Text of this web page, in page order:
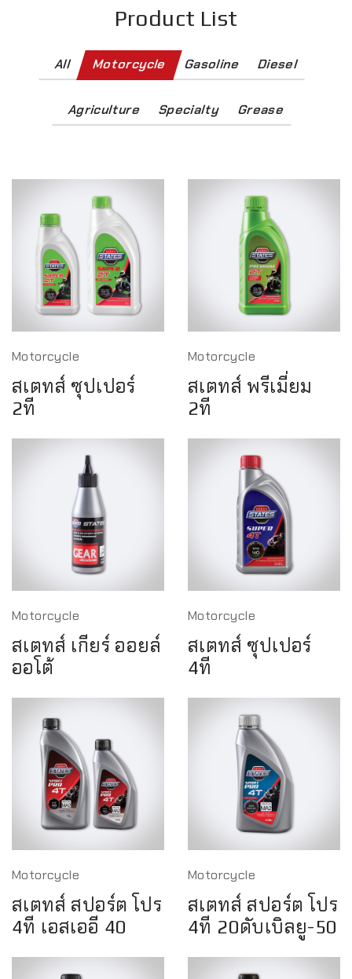
Product List
All Motorcycle Gasoline Diesel
Agriculture Specialty Grease
Motorcycle
สเตทส์ ซุปเปอร์
2ที
Motorcycle
สเตทส์ พรีเมี่ยม
2ที
Motorcycle
สเตทส์ เกียร์ ออยล์
ออโต้
Motorcycle
สเตทส์ ซุปเปอร์
4ที
Motorcycle
สเตทส์ สปอร์ต โปร
4ที เอสเออี 40
Motorcycle
สเตทส์ สปอร์ต โปร
4ที 20ดับเบิลยู-50